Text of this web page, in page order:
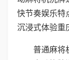
快节奏娱乐特
沉浸式体验重
普通麻将